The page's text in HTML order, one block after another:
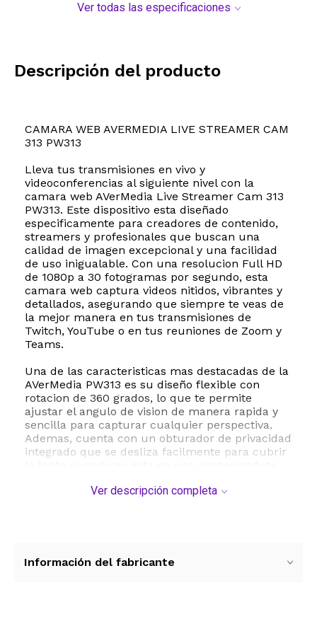
Ver todas las especificaciones
Descripción del producto
CAMARA WEB AVERMEDIA LIVE STREAMER CAM
313 PW313
Lleva tus transmisiones en vivo y
videoconferencias al siguiente nivel con la
camara web AVerMedia Live Streamer Cam 313
PW313. Este dispositivo esta diseñado
especificamente para creadores de contenido,
streamers y profesionales que buscan una
calidad de imagen excepcional y una facilidad
de uso inigualable. Con una resolucion Full HD
de 1080p a 30 fotogramas por segundo, esta
camara web captura videos nitidos, vibrantes y
detallados, asegurando que siempre te veas de
la mejor manera en tus transmisiones de
Twitch, YouTube o en tus reuniones de Zoom y
Teams.
Una de las caracteristicas mas destacadas de la
AVerMedia PW313 es su diseño flexible con
rotacion de 360 grados, lo que te permite
ajustar el angulo de vision de manera rapida y
sencilla para capturar cualquier perspectiva.
Ademas, cuenta con un obturador de privacidad
integrado que se desliza facilmente para cubrir
tranquilidad.
and Play mediante conexion USB facilita una
Ver descripción completa
Información del fabricante